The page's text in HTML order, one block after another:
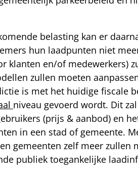
belasting kan er
hun laadpunten niet
klanten en/of medewerkers)
zullen moeten
is met het huidige fiscale
niveau gevoerd wordt. Dit
(prijs & aanbod) en
in een stad of gemeente.
gemeenten zelf meer zullen
publiek toegankelijke